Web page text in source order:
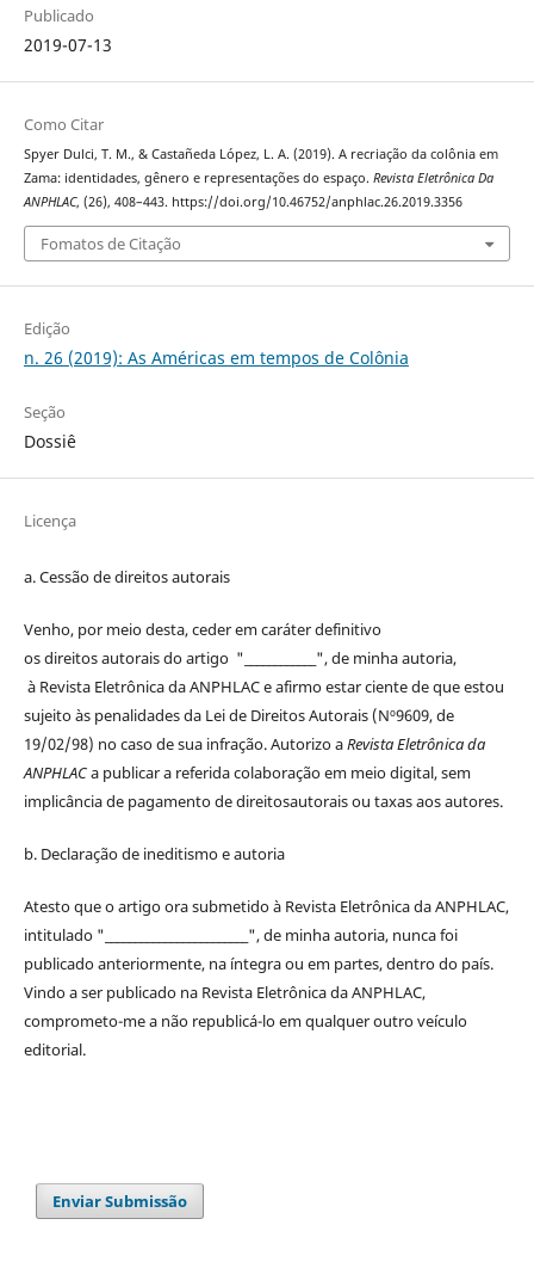
Publicado
2019-07-13
Como Citar
Spyer Dulci, T. M., & Castañeda López, L. A. (2019). A recriação da colônia em
Zama: identidades, gênero e representações do espaço. Revista Eletrônica Da
ANPHLAC, (26), 408–443. https://doi.org/10.46752/anphlac.26.2019.3356
Fomatos de Citação
Edição
n. 26 (2019): As Américas em tempos de Colônia
Seção
Dossiê
Licença
a. Cessão dedireitosautorais
Venho, por meio desta, ceder em caráter definitivo
osdireitosautoraisdo artigo "____________", de minha autoria,
à Revista Eletrônica da ANPHLACe afirmo estar ciente de que estou
sujeito às penalidades da Lei de DireitosAutorais(Nº9609, de
19/02/98) no caso de sua infração. Autorizo aRevista Eletrônica da
ANPHLACa publicar a referida colaboração em meio digital, sem
implicância de pagamento dedireitosautoraisou taxas aos autores.
b. Declaração de ineditismo e autoria
Atesto que o artigo ora submetido à Revista Eletrônica da ANPHLAC,
intitulado "________________________", de minha autoria, nunca foi
publicado anteriormente, na íntegra ou em partes, dentrodo país.
Vindo a ser publicado na Revista Eletrônica da ANPHLAC,
comprometo-me a não republicá-lo em qualquer outro veículo
editorial.
Enviar Submissão